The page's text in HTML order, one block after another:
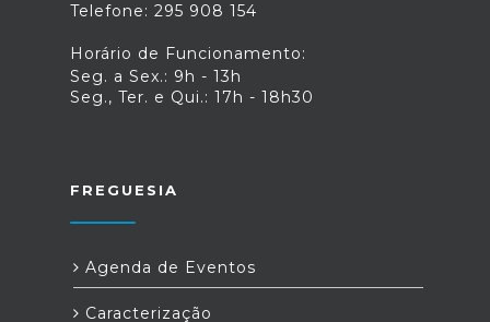
Telefone: 295 908 154
Horário de Funcionamento:
Seg. a Sex.: 9h - 13h
Seg., Ter. e Qui.: 17h - 18h30
FREGUESIA
Agenda de Eventos
Caracterização